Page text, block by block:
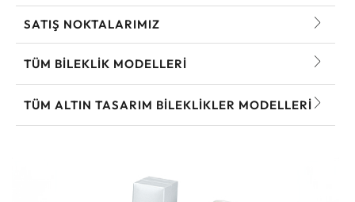
SATIŞ NOKTALARIMIZ
TÜM BILEKLIK MODELLERI
TÜM ALTIN TASARIM BILEKLIKLER MODELLERI